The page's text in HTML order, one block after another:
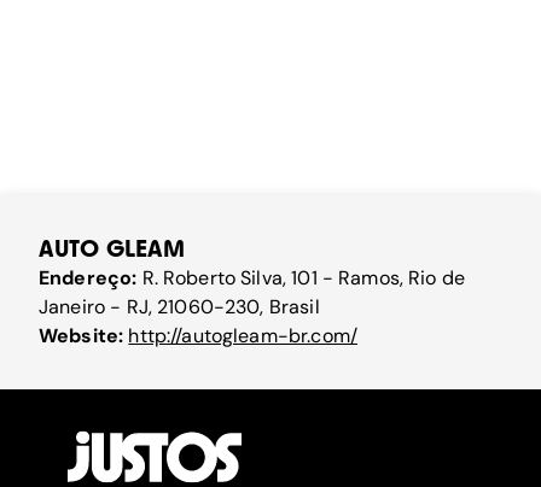
AUTO GLEAM
Endereço: R. Roberto Silva, 101 - Ramos, Rio de
Janeiro - RJ, 21060-230, Brasil
Website: http://autogleam-br.com/